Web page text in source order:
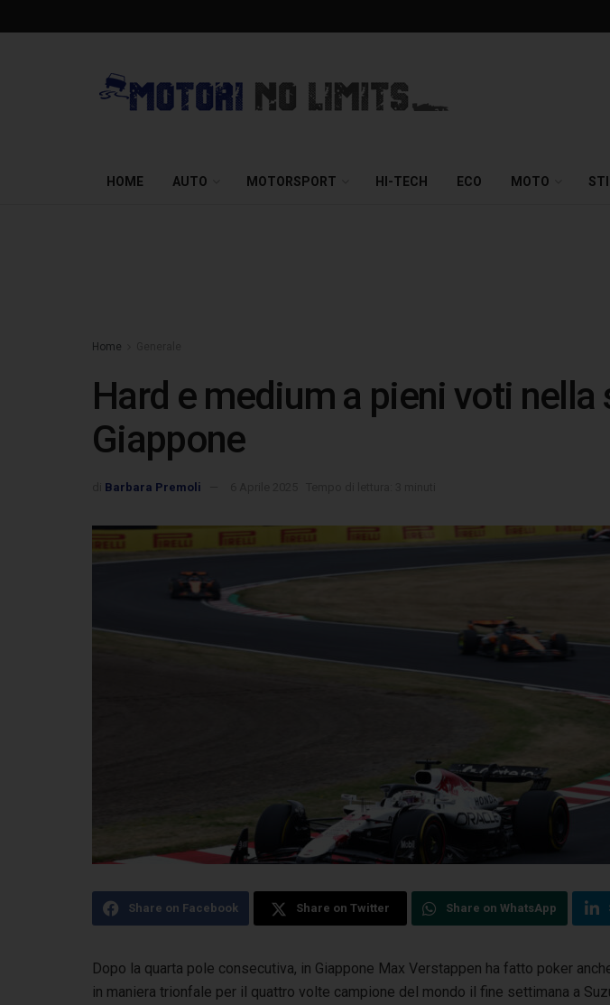
HOME AUTO MOTORSPORT HI-TECH ECO MOTO
Home
Hard e medium a pieni voti nella
Giappone
Barbara Premoli
Share on Facebook Share on Twitter Share on WhatsApp
Dopo la quarta pole consecutiva, in Giappone Max Verstappen ha fatto poker
in maniera trionfale per il quattro volte campione del mondo il fine settimana a